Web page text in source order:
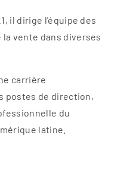
il dirige l'équipe des
vente dans diverses
carrière
postes de direction,
du
latine.